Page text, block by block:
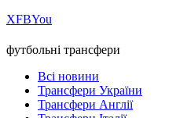
ХFBYou
футбольні трансфери
Всі новини
Трансфери України
Трансфери Англії